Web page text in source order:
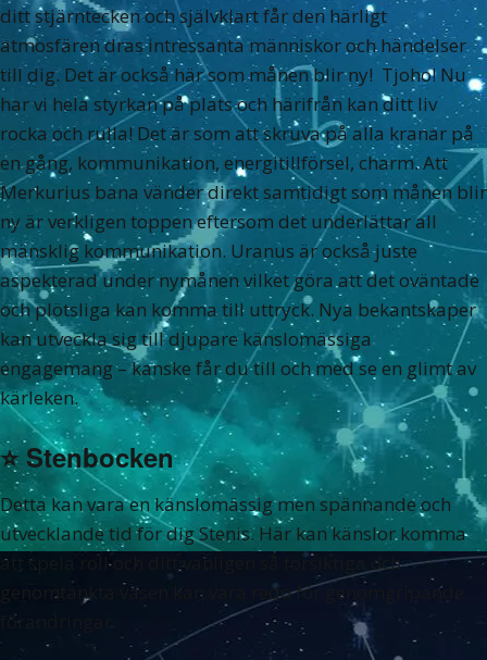
ditt stjärntecken och självklart får den härligt
atmosfären dras intressanta människor och händelser
till dig. Det är också här som månen blir ny! Tjoho! Nu
har vi hela styrkan på plats och härifrån kan ditt liv
rocka och rulla! Det är som att skruva på alla kranar på
en gång, kommunikation, energitillförsel, charm. Att
Merkurius bana vänder direkt samtidigt som månen blir
ny är verkligen toppen eftersom det underlättar all
mänsklig kommunikation. Uranus är också juste
aspekterad under nymånen vilket göra att det oväntade
och plötsliga kan komma till uttryck. Nya bekantskaper
kan utveckla sig till djupare känslomässiga
engagemang – kanske får du till och med se en glimt av
kärleken.
⭐️Stenbocken
Detta kan vara en känslomässig men spännande och
utvecklande tid för dig Stenis. Här kan känslor komma
att spela roll och ditt vanligen så försiktiga och
genomtänkta väsen kan vara redo för genomgripande
förändringar.